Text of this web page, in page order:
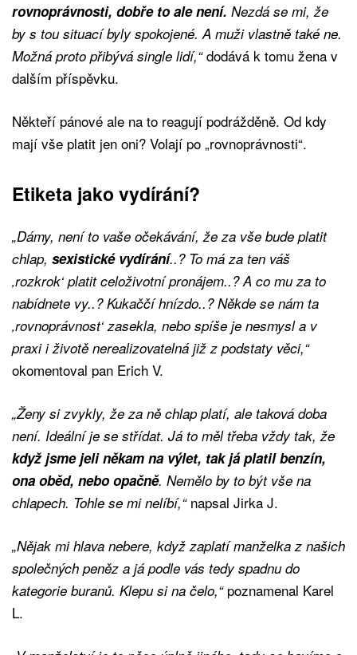
rovnoprávnosti, dobře to ale není. Nezdá se mi, že
by s tou situací byly spokojené. A muži vlastně také ne.
Možná proto přibývá single lidí,“dodává k tomu žena v
dalším příspěvku.
Někteří pánové ale na to reagují podrážděně. Od kdy
mají vše platit jen oni? Volají po „rovnoprávnosti“.
Etiketa jako vydírání?
„Dámy, není to vaše očekávání, že za vše bude platit
chlap, sexistické vydírání..? To má za ten váš
‚rozkrok‘ platit celoživotní pronájem..? A co mu za to
nabídnete vy..? Kukaččí hnízdo..? Někde se nám ta
‚rovnoprávnost‘ zasekla, nebo spíše je nesmysl a v
praxi i životě nerealizovatelná již z podstaty věci,“
okomentoval pan Erich V.
„Ženy si zvykly, že za ně chlap platí, ale taková doba
není. Ideální je se střídat. Já to měl třeba vždy tak, že
když jsme jeli někam na výlet, tak já platil benzín,
ona oběd, nebo opačně. Nemělo by to být vše na
chlapech. Tohle se mi nelíbí,“ napsal Jirka J.
„Nějak mi hlava nebere, když zaplatí manželka z našich
společných peněz a já podle vás tedy spadnu do
kategorie buranů. Klepu si na čelo,“poznamenal Karel
L.